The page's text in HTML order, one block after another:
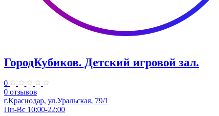
ГородКубиков. ​Детский игровой зал.
0
0 отзывов
г.Краснодар, ​ул.Уральская, 79/1
Пн-Вс 10:00-22:00